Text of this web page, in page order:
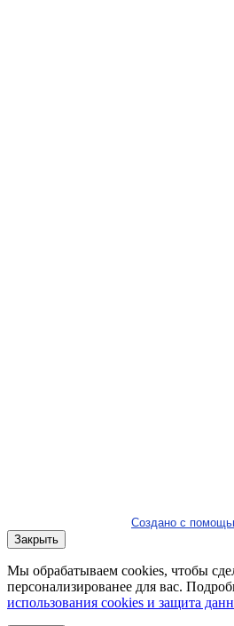
Создано с
Закрыть
Мы обрабатываем cookies, чтобы
персонализированее для вас.
использования cookies и защита